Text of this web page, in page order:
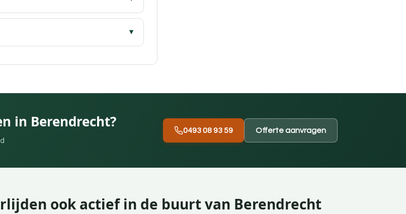
in Berendrecht? 0493 08 93 59 Offerte aanvragen
ook actief in de buurt van Berendrecht